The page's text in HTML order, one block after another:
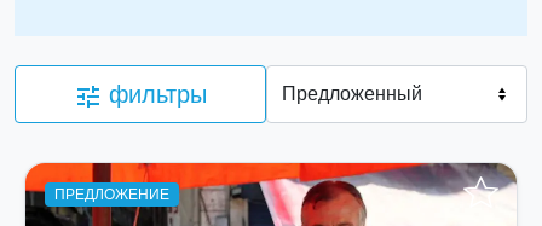
tune фильтры
ПРЕДЛОЖЕНИЕ